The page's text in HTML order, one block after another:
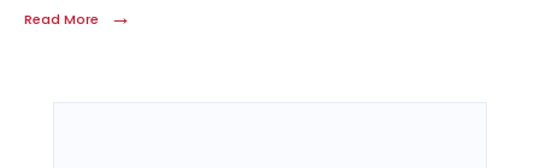
Read More →